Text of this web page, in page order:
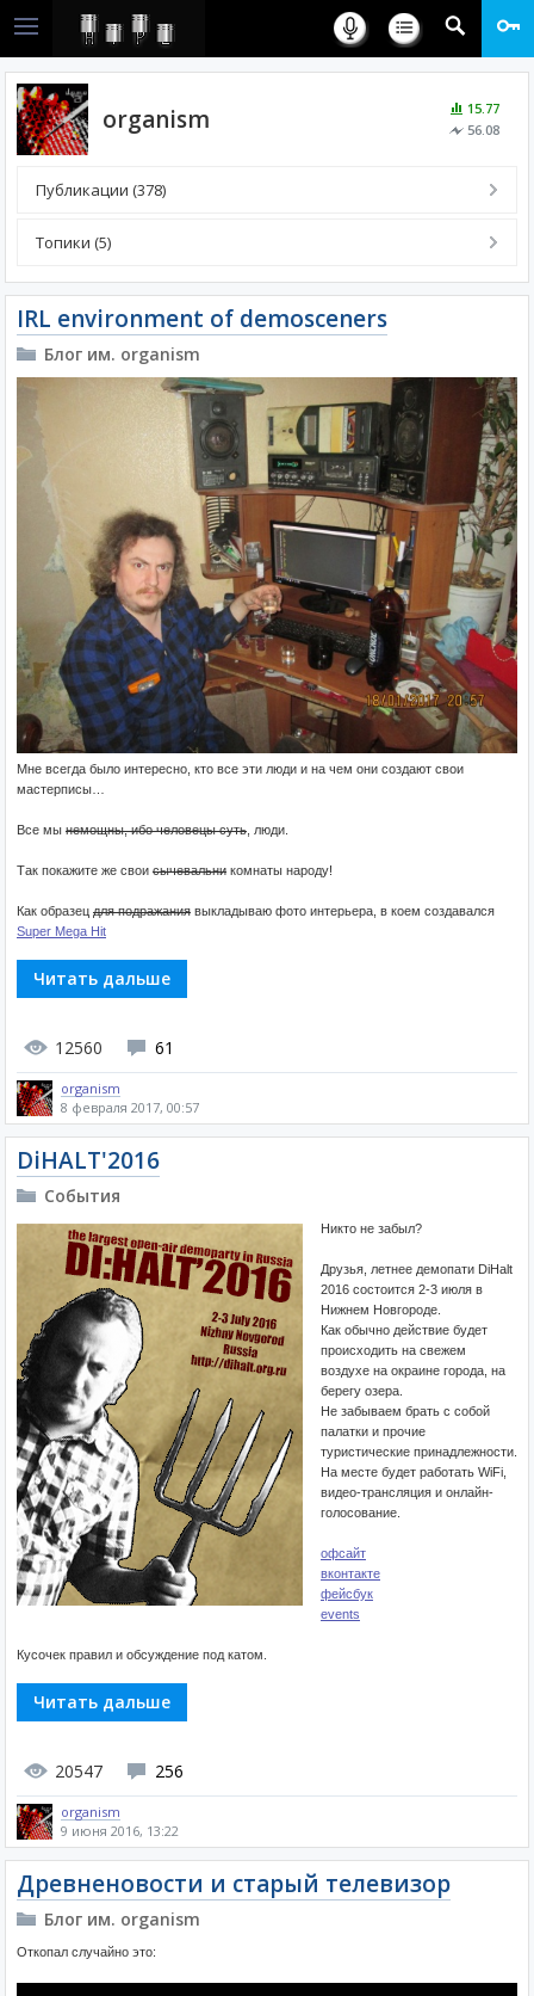
15.77
56.08
organism
Публикации (378)
Топики (5)
IRL environment of demosceners
Блог им. organism
Мне всегда было интересно, кто все эти люди и на чем они создают свои
мастерписы…
Все мы немощны, ибо человецы суть , люди.
Так покажите же свои сычевальни комнаты народу!
Как образец для подражания выкладываю фото интерьера, в коем создавался
Super Mega Hit
Читать дальше
12560 61
organism
8 февраля 2017, 00:57
DiHALT'2016
События
Никто не забыл?
Друзья, летнее демопати DiHalt
2016 состоится 2-3 июля в
Нижнем Новгороде.
Как обычно действие будет
происходить на свежем
воздухе на окраине города, на
берегу озера.
Не забываем брать с собой
палатки и прочие
туристические принадлежности.
На месте будет работать WiFi,
видео-трансляция и онлайн-
голосование.
офсайт
вконтакте
фейсбук
events
Кусочек правил и обсуждение под катом.
Читать дальше
20547 256
organism
9 июня 2016, 13:22
Древненовости и старый телевизор
Блог им. organism
Откопал случайно это: